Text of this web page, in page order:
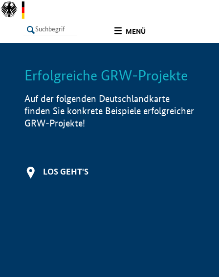
MENÜ
LISTE Info
Erfolgreiche GRW-Projekte
Auf der folgenden Deutschlandkarte
finden Sie konkrete Beispiele erfolgreicher
GRW-Projekte!
LOS GEHT'S